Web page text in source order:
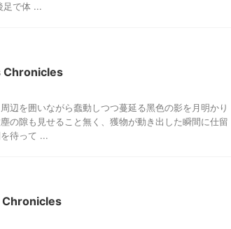
で体 ...
Chronicles
囲いながら蠢動しつつ蔓延る黑色の影を月明かり
の隙も見せること無く、獲物が動き出した瞬間に仕留
待って ...
Chronicles